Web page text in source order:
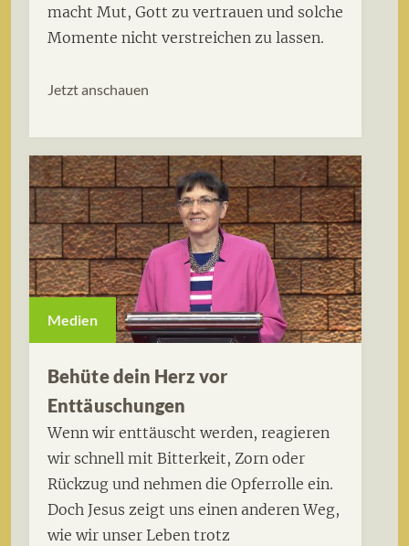
macht Mut, Gott zu vertrauen und solche
Momente nicht verstreichen zu lassen.
Jetzt anschauen
Medien
Behüte dein Herz vor
Enttäuschungen
Wenn wir enttäuscht werden, reagieren
wir schnell mit Bitterkeit, Zorn oder
Rückzug und nehmen die Opferrolle ein.
Doch Jesus zeigt uns einen anderen Weg,
wie wir unser Leben trotz